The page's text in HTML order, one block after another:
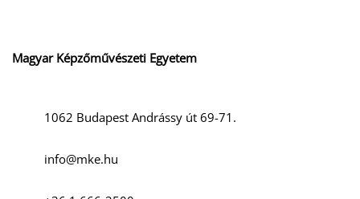
Magyar Képzőművészeti Egyetem
1062 Budapest Andrássy út 69-71.
info@mke.hu